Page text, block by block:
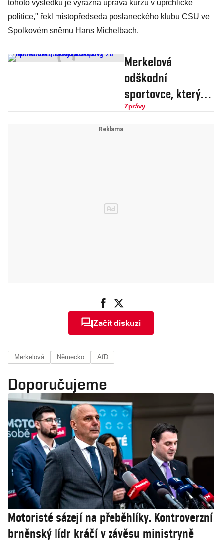
tohoto výsledku je výrazná úprava kurzu v uprchlické
politice," řekl místopředseda poslaneckého klubu CSU ve
Spolkovém sněmu Hans Michelbach.
Merkelová
odškodní
sportovce, kterým
doping za
Zprávy
Začít diskuzi
Merkelová Německo AfD
Doporučujeme
Motoristé sázejí na přeběhlíky. Kontroverzní
brněnský lídr kráčí v závěsu ministryně